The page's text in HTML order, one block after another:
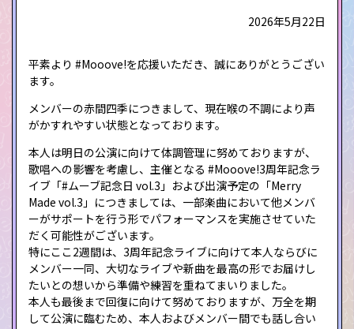
2026年5月22日
平素より #Mooove!を応援いただき、誠にありがとうござい
ます。
メンバーの赤間四季につきまして、現在喉の不調により声
がかすれやすい状態となっております。
本人は明日の公演に向けて体調管理に努めておりますが、
歌唱への影響を考慮し、主催となる #Mooove!3周年記念ラ
イブ「#ムーブ記念日 vol.3」および出演予定の「Merry
Made vol.3」につきましては、一部楽曲において他メンバ
ーがサポートを行う形でパフォーマンスを実施させていた
だく可能性がございます。
特にここ2週間は、3周年記念ライブに向けて本人ならびに
メンバー一同、大切なライブや新曲を最高の形でお届けし
たいとの想いから準備や練習を重ねてまいりました。
本人も最後まで回復に向けて努めておりますが、万全を期
して公演に臨むため、本人およびメンバー間でも話し合い